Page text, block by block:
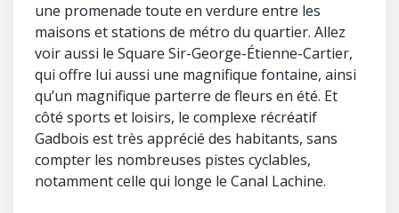
une promenade toute en verdure entre les
maisons et stations de métro du quartier. Allez
voir aussi le Square Sir-George-Étienne-Cartier,
qui offre lui aussi une magnifique fontaine, ainsi
qu’un magnifique parterre de fleurs en été. Et
côté sports et loisirs, le complexe récréatif
Gadbois est très apprécié des habitants, sans
compter les nombreuses pistes cyclables,
notamment celle qui longe le Canal Lachine.